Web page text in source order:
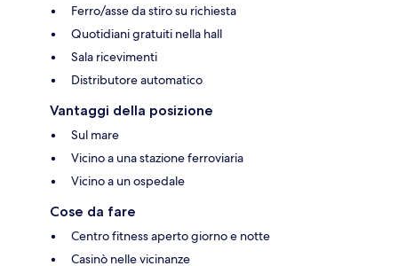
Ferro/asse da stiro su richiesta
Quotidiani gratuiti nella hall
Sala ricevimenti
Distributore automatico
Vantaggi della posizione
Sul mare
Vicino a una stazione ferroviaria
Vicino a un ospedale
Cose da fare
Centro fitness aperto giorno e notte
Casinò nelle vicinanze